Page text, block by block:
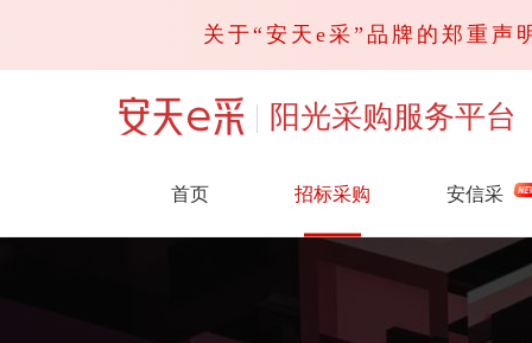
关于“安天e采”品牌的郑重
阳光采购服务平台
首页 招标采购 安信采